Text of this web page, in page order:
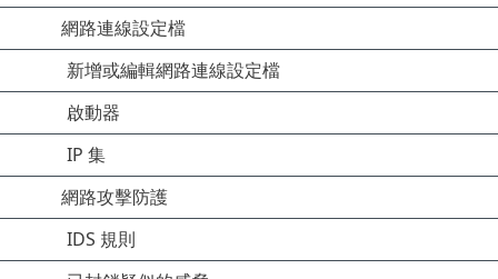
網路連線設定檔
新增或編輯網路連線設定檔
啟動器
IP 集
網路攻擊防護
IDS 規則